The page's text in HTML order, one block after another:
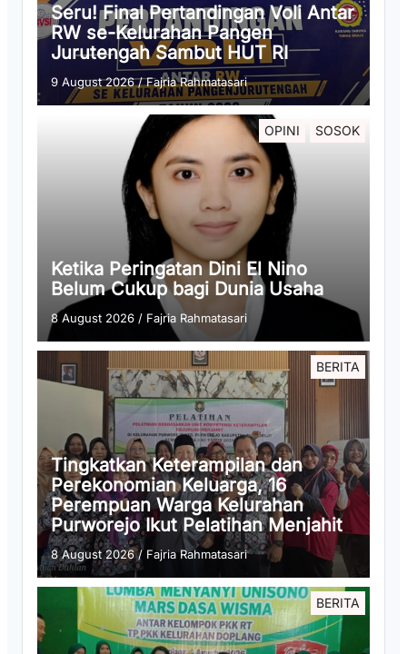
Seru! Final Pertandingan Voli Antar
RW se-Kelurahan Pangen
Jurutengah Sambut HUT RI
9 August 2026/Fajria Rahmatasari
OPINI SOSOK
Ketika Peringatan Dini El Nino
Belum Cukup bagi Dunia Usaha
8 August 2026 / Fajria Rahmatasari
BERITA
Tingkatkan Keterampilan dan
Perekonomian Keluarga, 16
Perempuan Warga Kelurahan
Purworejo Ikut Pelatihan Menjahit
8 August 2026/ Fajria Rahmatasari
BERITA